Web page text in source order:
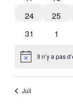
0 évènements
24 0
25
1 évènement
31 0
1
Notice Il n’y a pas
Juil